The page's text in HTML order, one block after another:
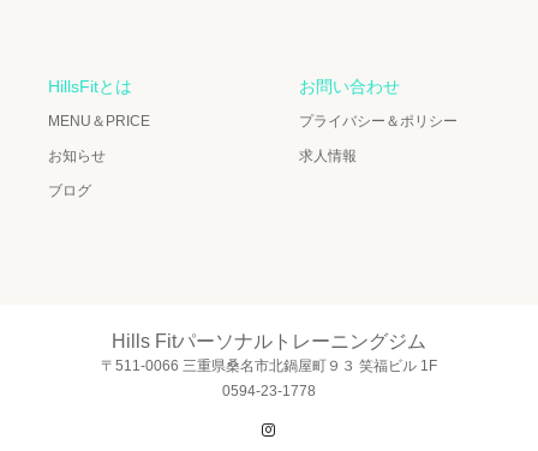
HillsFitとは
MENU＆PRICE
お知らせ
ブログ
お問い合わせ
プライバシー＆ポリシー
求人情報
Hills Fitパーソナルトレーニングジム
〒511-0066 三重県桑名市北鍋屋町９３ 笑福ビル 1F
0594-23-1778